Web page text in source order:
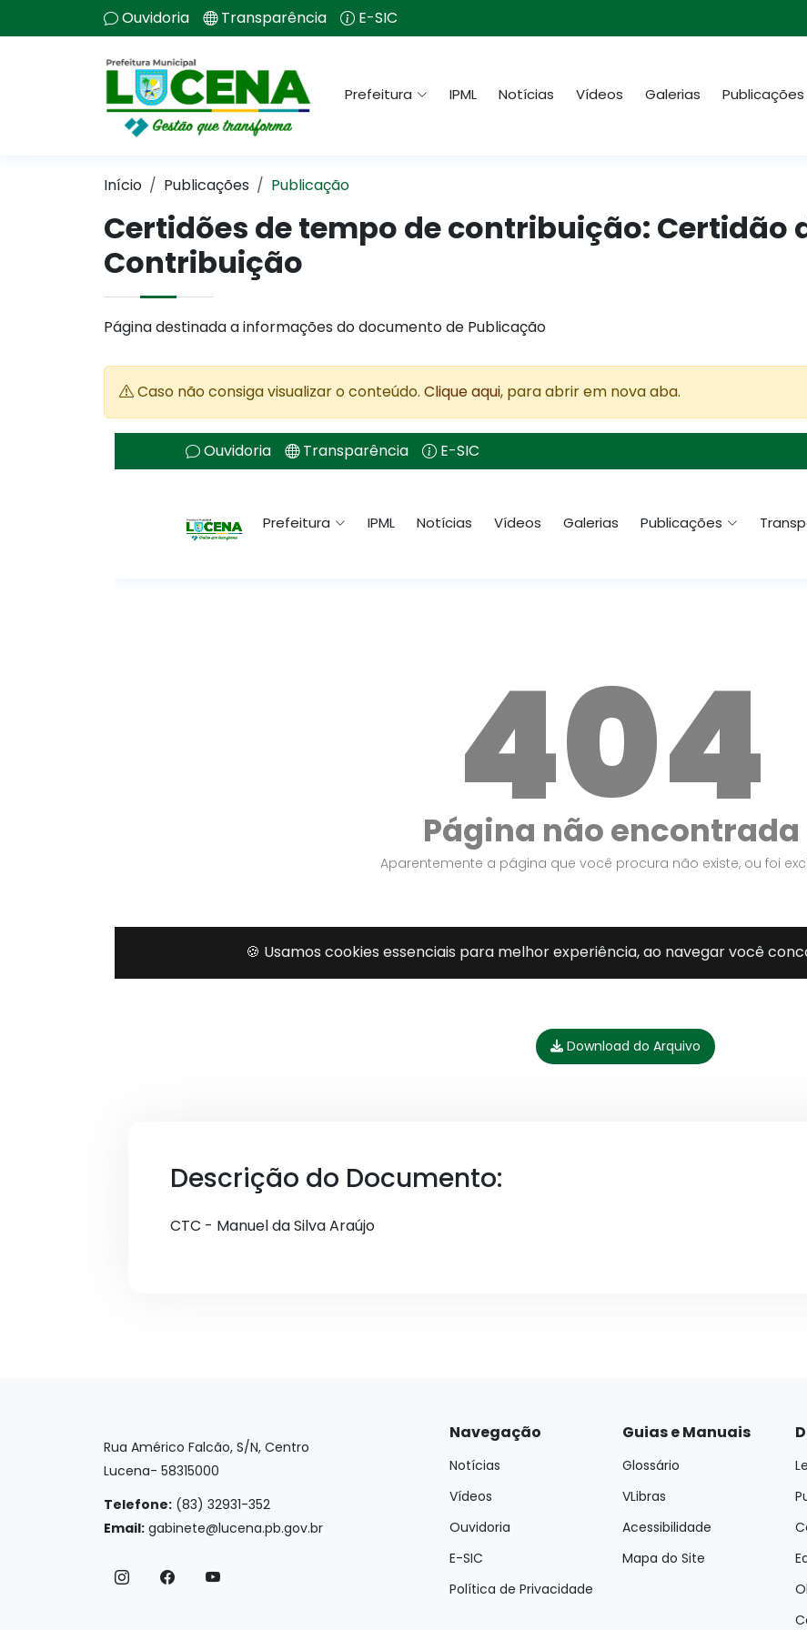
Ouvidoria Transparência E-SIC
Prefeitura IPML Notícias Vídeos Galerias Publicações
Início Publicações Publicação
Certidões de tempo de contribuição: Certidão
Contribuição
Página destinada a informações do documento de Publicação
Caso não consiga visualizar o conteúdo. Clique aqui, para abrir em nova aba.
Download do Arquivo
Descrição do Documento:
CTC - Manuel da Silva Araújo
Rua Américo Falcão, S/N, Centro
Lucena- 58315000
Telefone: (83) 32931-352
Email: gabinete@lucena.pb.gov.br
Navegação
Notícias
Vídeos
Ouvidoria
E-SIC
Política de Privacidade
Guias e Manuais
Glossário
VLibras
Acessibilidade
Mapa do Site